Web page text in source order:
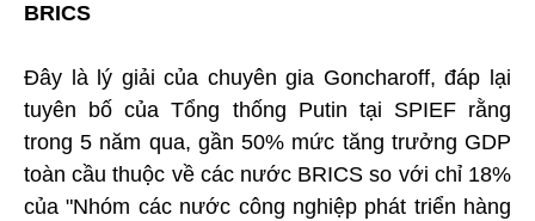
BRICS
Đây là lý giải của chuyên gia Goncharoff, đáp lại
tuyên bố của Tổng thống Putin tại SPIEF rằng
trong 5 năm qua, gần 50% mức tăng trưởng GDP
toàn cầu thuộc về các nước BRICS so với chỉ 18%
của "Nhóm các nước công nghiệp phát triển hàng